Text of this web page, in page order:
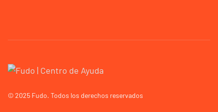
© 2025 Fudo. Todos los derechos reservados